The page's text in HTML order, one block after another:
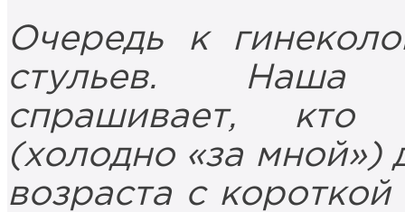
Очередь к
стульев. Наша
спрашивает, кто
(холодно «за мной»)
возраста с